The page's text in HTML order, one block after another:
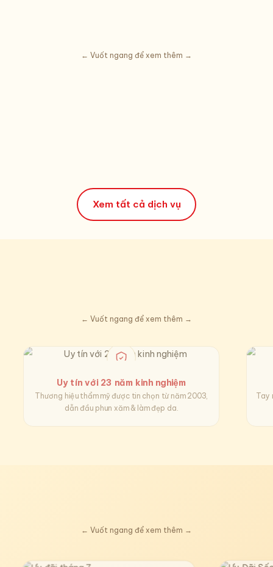
← Vuốt ngang để xem thêm →
Xem tất cả dịch vụ
← Vuốt ngang để xem thêm →
Uy tín với 23 năm kinh nghiệm
Thương hiệu thẩm mỹ được tin chọn từ năm 2003,
dẫn đầu phun xăm & làm đẹp da.
Tay
← Vuốt ngang để xem thêm →